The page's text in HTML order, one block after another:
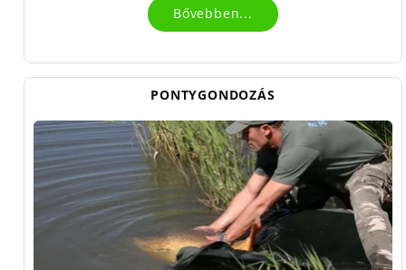
Bővebben...
PONTYGONDOZÁS